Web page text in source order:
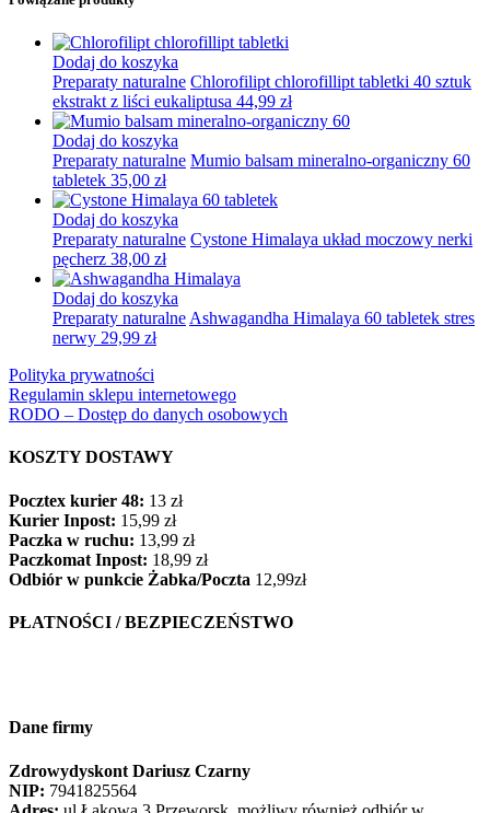
Dodaj do koszyka
Preparaty naturalne Chlorofilipt chlorofillipt tabletki 40 sztuk
ekstrakt z liści eukaliptusa 44,99 zł
Dodaj do koszyka
Preparaty naturalne Mumio balsam mineralno-organiczny 60
tabletek 35,00 zł
Dodaj do koszyka
Preparaty naturalne Cystone Himalaya układ moczowy nerki
pęcherz 38,00 zł
Dodaj do koszyka
Preparaty naturalne Ashwagandha Himalaya 60 tabletek stres
nerwy 29,99 zł
Polityka prywatności
Regulamin sklepu internetowego
RODO – Dostęp do danych osobowych
KOSZTY DOSTAWY
Pocztex kurier 48: 13 zł
Kurier Inpost: 15,99 zł
Paczka w ruchu: 13,99 zł
Paczkomat Inpost: 18,99 zł
Odbiór w punkcie Żabka/Poczta 12,99zł
PŁATNOŚCI / BEZPIECZEŃSTWO
Dane firmy
Zdrowydyskont Dariusz Czarny
NIP: 7941825564